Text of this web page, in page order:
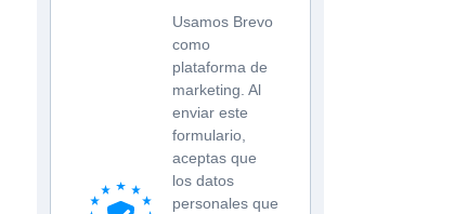
Usamos Brevo
como
plataforma de
marketing. Al
enviar este
formulario,
aceptas que
los datos
personales que